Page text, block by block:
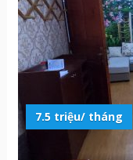
7.5 triệu/ tháng